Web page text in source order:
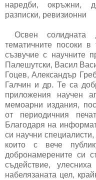
наредби, окръжни,
разписки, ревизионни
Освен солидната
тематичните посоки
съзвучие с научните
Палешутски, Васил
Гоцев, Александър
Галчин и др. Те са
приложения научен
мемоарни издания,
от периодичния
Благодаря на
си научни
които с вече
добронамерените си
съдействие,
набелязаната цел,